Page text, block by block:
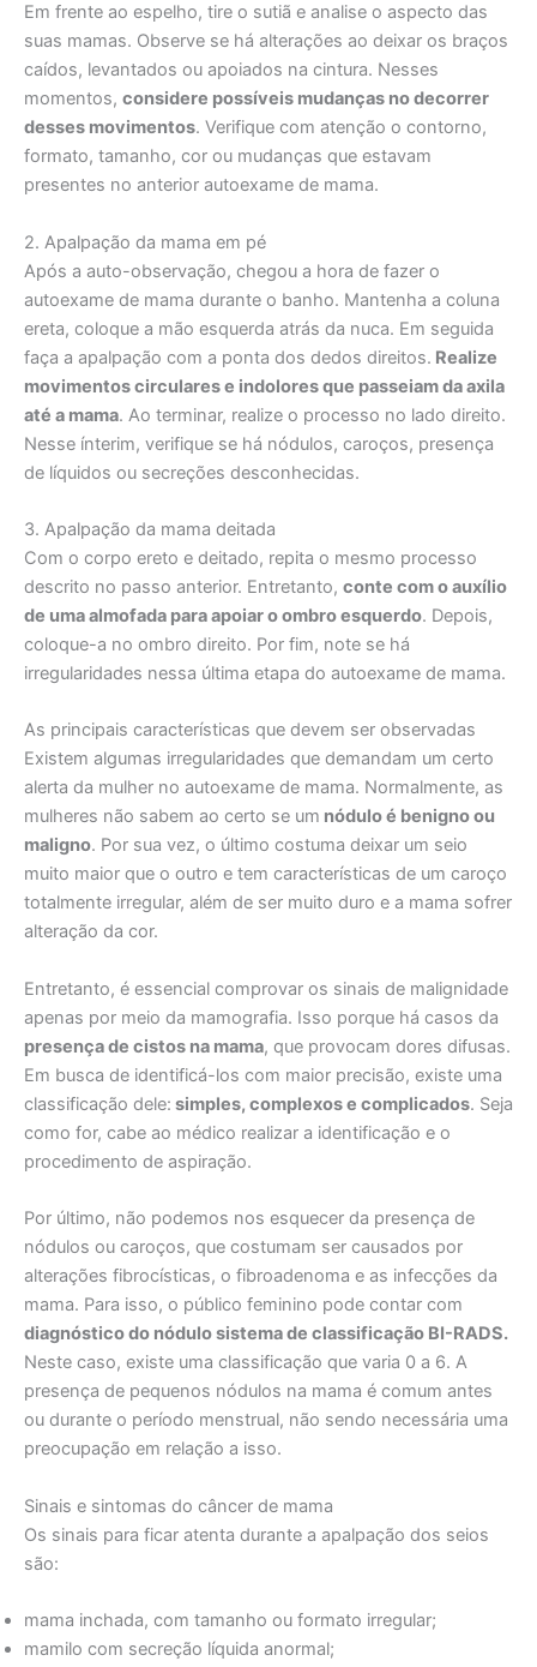
Em frente ao espelho, tire o sutiã e analise o aspecto das
suas mamas. Observe se há alterações ao deixar os braços
caídos, levantados ou apoiados na cintura. Nesses
momentos, considere possíveis mudanças no decorrer
desses movimentos. Verifique com atenção o contorno,
formato, tamanho, cor ou mudanças que estavam
presentes no anterior autoexame de mama.
2. Apalpação da mama em pé
Após a auto-observação, chegou a hora de fazer o
autoexame de mama durante o banho. Mantenha a coluna
ereta, coloque a mão esquerda atrás da nuca. Em seguida
faça a apalpação com a ponta dos dedos direitos. Realize
movimentos circulares e indolores que passeiam da axila
até a mama. Ao terminar, realize o processo no lado direito.
Nesse ínterim, verifique se há nódulos, caroços, presença
de líquidos ou secreções desconhecidas.
3. Apalpação da mama deitada
Com o corpo ereto e deitado, repita o mesmo processo
descrito no passo anterior. Entretanto, conte com o auxílio
de uma almofada para apoiar o ombro esquerdo. Depois,
coloque-a no ombro direito. Por fim, note se há
irregularidades nessa última etapa do autoexame de mama.
As principais características que devem ser observadas
Existem algumas irregularidades que demandam um certo
alerta da mulher no autoexame de mama. Normalmente, as
mulheres não sabem ao certo se um nódulo é benigno ou
maligno. Por sua vez, o último costuma deixar um seio
muito maior que o outro e tem características de um caroço
totalmente irregular, além de ser muito duro e a mama sofrer
alteração da cor.
Entretanto, é essencial comprovar os sinais de malignidade
apenas por meio da mamografia. Isso porque há casos da
presença de cistos na mama, que provocam dores difusas.
Em busca de identificá-los com maior precisão, existe uma
classificação dele: simples, complexos e complicados. Seja
como for, cabe ao médico realizar a identificação e o
procedimento de aspiração.
Por último, não podemos nos esquecer da presença de
nódulos ou caroços, que costumam ser causados por
alterações fibrocísticas, o fibroadenoma e as infecções da
mama. Para isso, o público feminino pode contar com
diagnóstico do nódulo sistema de classificação BI-RADS.
Neste caso, existe uma classificação que varia 0 a 6. A
presença de pequenos nódulos na mama é comum antes
ou durante o período menstrual, não sendo necessária uma
preocupação em relação a isso.
Sinais e sintomas do câncer de mama
Os sinais para ficar atenta durante a apalpação dos seios
são:
mama inchada, com tamanho ou formato irregular;
mamilo com secreção líquida anormal;